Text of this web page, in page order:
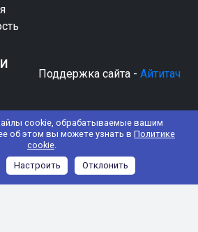
cookie, обрабатываемые вашим
об этом вы можете узнать в Политике
cookie.
Настроить Отклонить
Поддержка сайта - Айтитач
детства "Лада"